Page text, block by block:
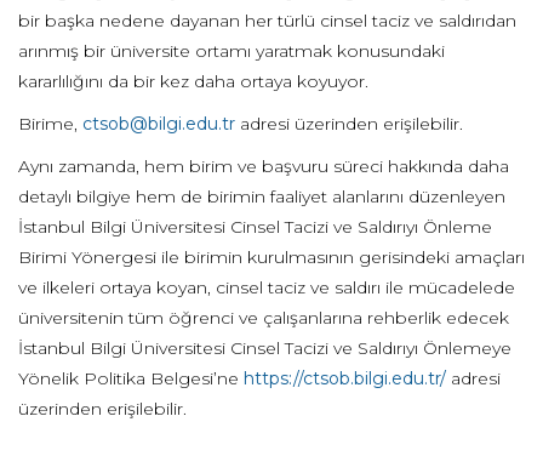
bir başka nedene dayanan her türlü cinsel taciz ve saldırıdan
arınmış bir üniversite ortamı yaratmak konusundaki
kararlılığını da bir kez daha ortaya koyuyor.
Birime, ctsob@bilgi.edu.tr adresi üzerinden erişilebilir.
Aynı zamanda, hem birim ve başvuru süreci hakkında daha
detaylı bilgiye hem de birimin faaliyet alanlarını düzenleyen
İstanbul Bilgi Üniversitesi Cinsel Tacizi ve Saldırıyı Önleme
Birimi Yönergesi ile birimin kurulmasının gerisindeki amaçları
ve ilkeleri ortaya koyan, cinsel taciz ve saldırı ile mücadelede
üniversitenin tüm öğrenci ve çalışanlarına rehberlik edecek
İstanbul Bilgi Üniversitesi Cinsel Tacizi ve Saldırıyı Önlemeye
Yönelik Politika Belgesi’ne https://ctsob.bilgi.edu.tr/ adresi
üzerinden erişilebilir.